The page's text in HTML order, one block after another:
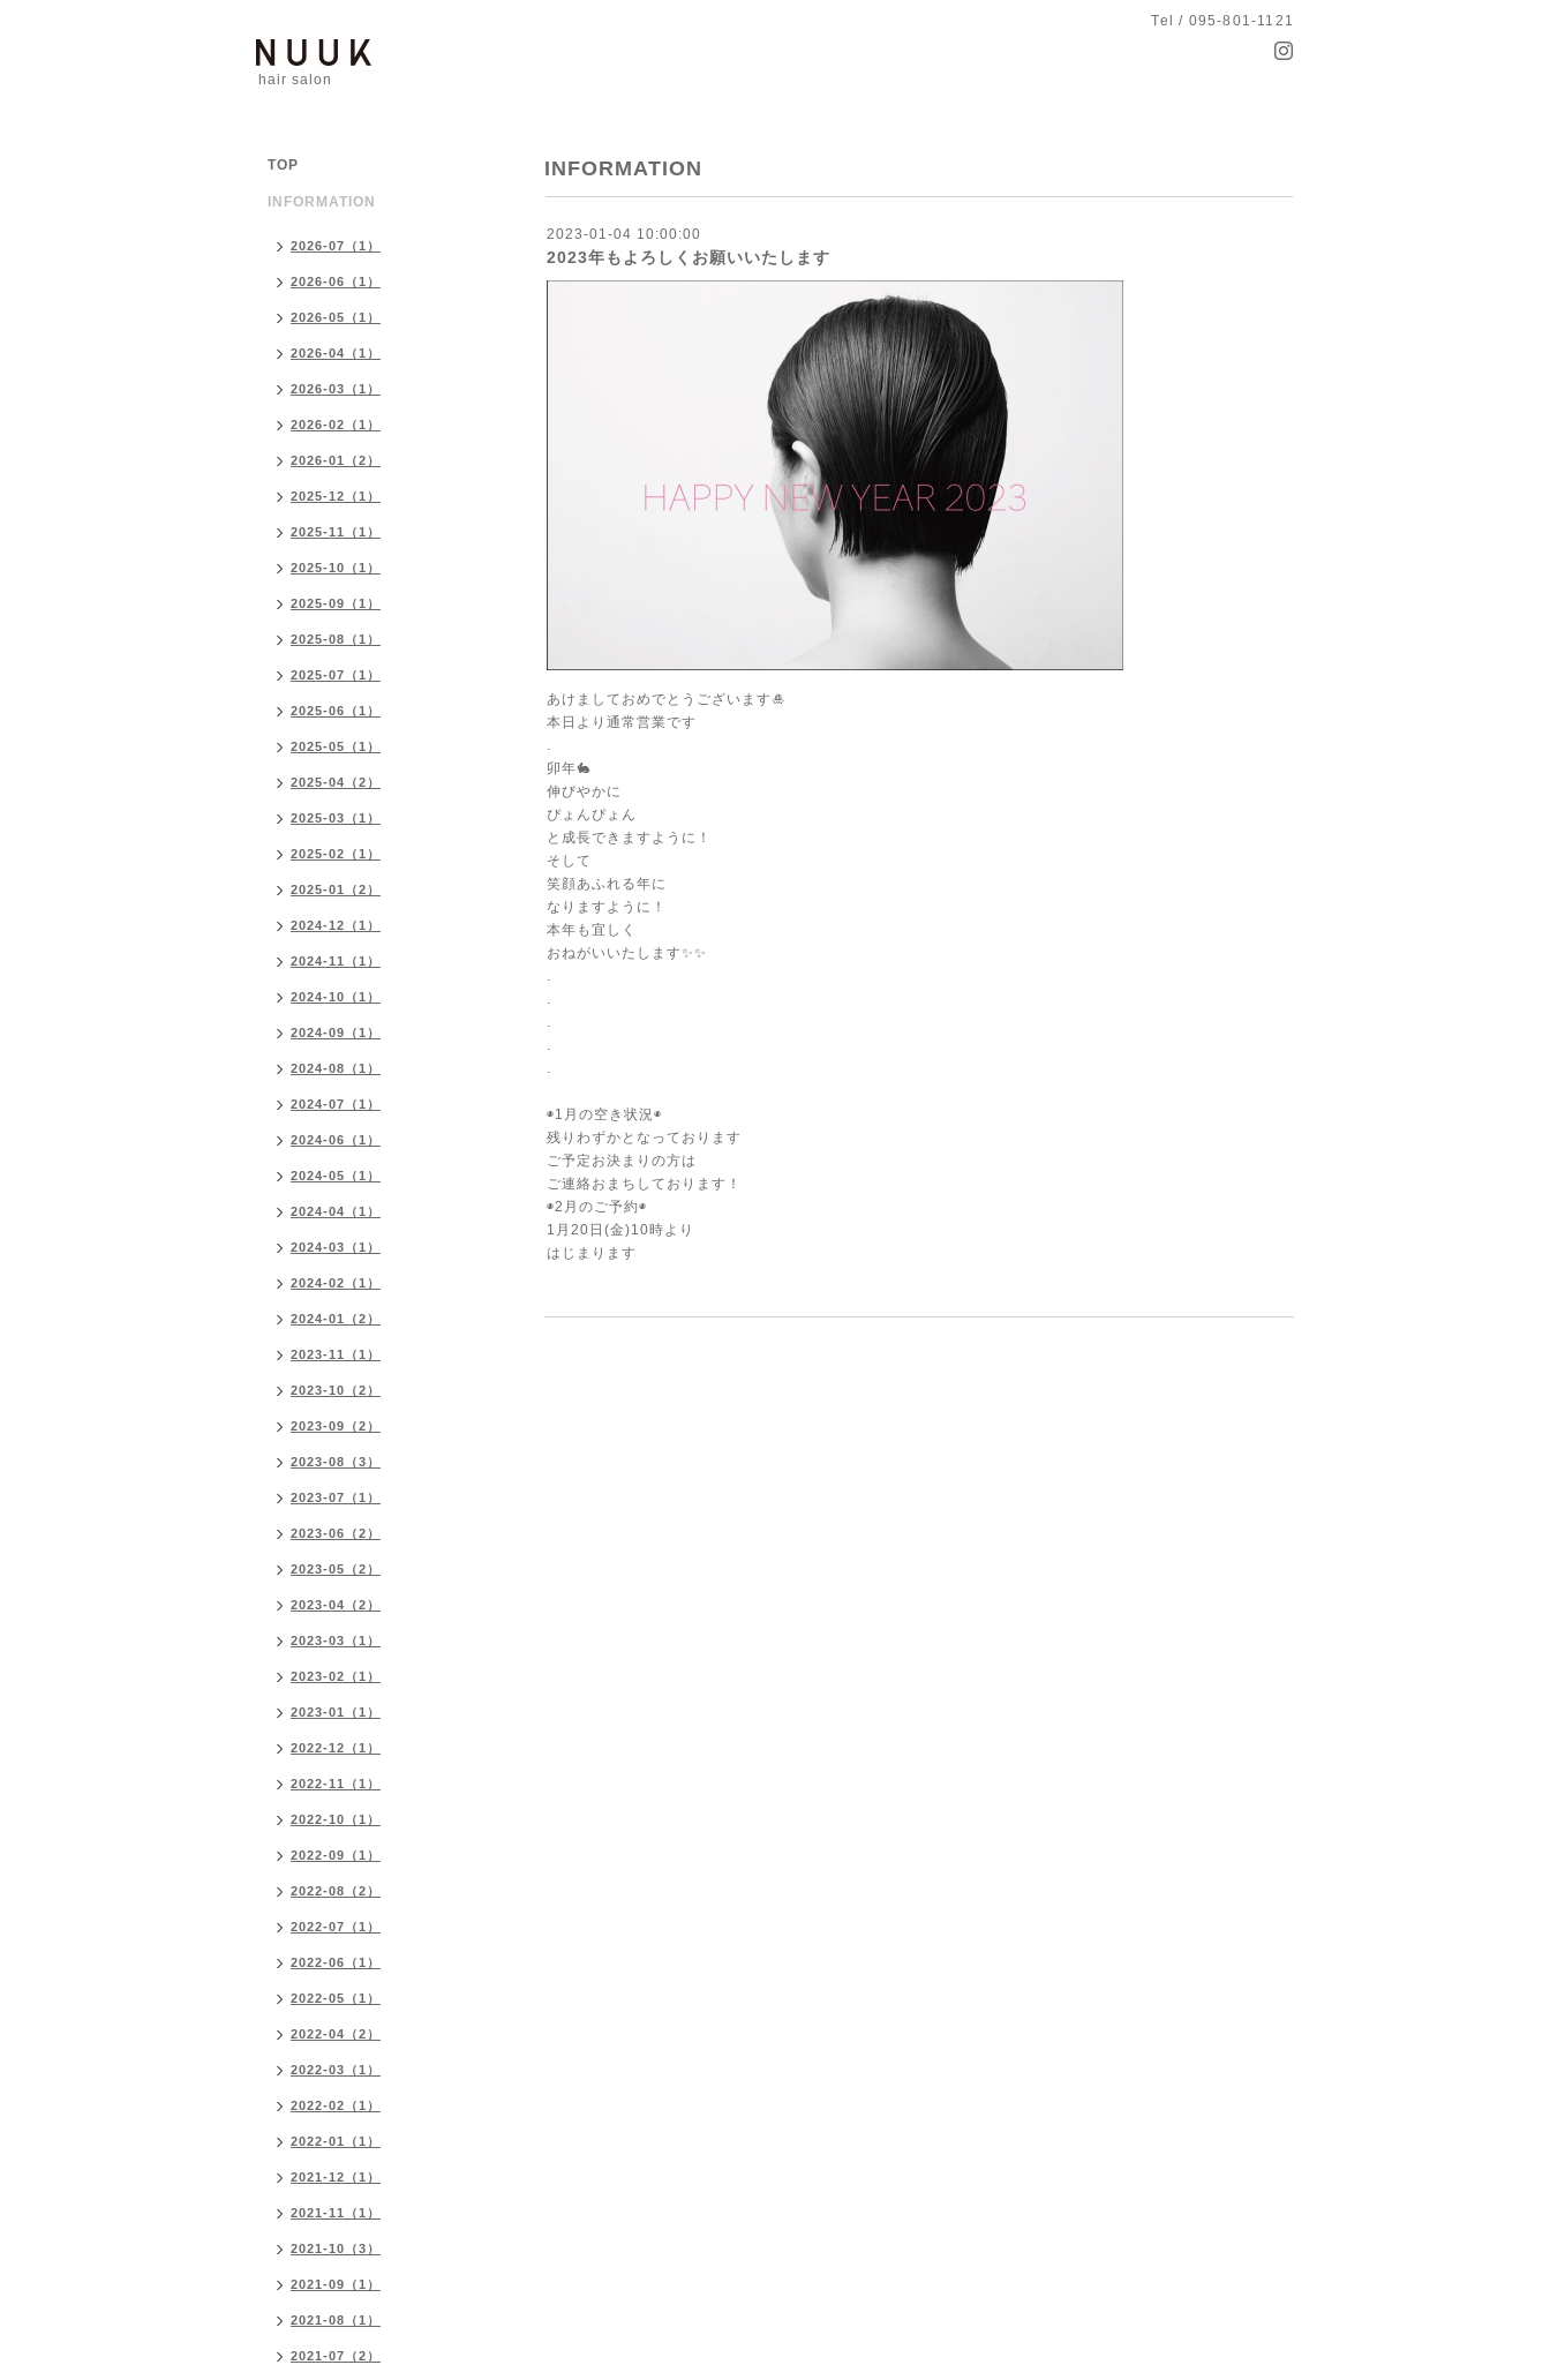
Tel / 095-801-1121
hair salon
INFORMATION
2023-01-04 10:00:00
2023年もよろしくお願いいたします
あけましておめでとうございます🎍
本日より通常営業です
.
卯年🐇
伸びやかに
ぴょんぴょん
と成長できますように！
そして
笑顔あふれる年に
なりますように！
本年も宜しく
おねがいいたします✨✨
.
.
.
.
.
◉1月の空き状況◉
残りわずかとなっております
ご予定お決まりの方は
ご連絡おまちしております！
◉2月のご予約◉
1月20日(金)10時より
はじまります
TOP
INFORMATION
2026-07（1）
2026-06（1）
2026-05（1）
2026-04（1）
2026-03（1）
2026-02（1）
2026-01（2）
2025-12（1）
2025-11（1）
2025-10（1）
2025-09（1）
2025-08（1）
2025-07（1）
2025-06（1）
2025-05（1）
2025-04（2）
2025-03（1）
2025-02（1）
2025-01（2）
2024-12（1）
2024-11（1）
2024-10（1）
2024-09（1）
2024-08（1）
2024-07（1）
2024-06（1）
2024-05（1）
2024-04（1）
2024-03（1）
2024-02（1）
2024-01（2）
2023-11（1）
2023-10（2）
2023-09（2）
2023-08（3）
2023-07（1）
2023-06（2）
2023-05（2）
2023-04（2）
2023-03（1）
2023-02（1）
2023-01（1）
2022-12（1）
2022-11（1）
2022-10（1）
2022-09（1）
2022-08（2）
2022-07（1）
2022-06（1）
2022-05（1）
2022-04（2）
2022-03（1）
2022-02（1）
2022-01（1）
2021-12（1）
2021-11（1）
2021-10（3）
2021-09（1）
2021-08（1）
2021-07（2）